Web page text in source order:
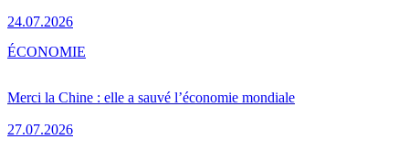
24.07.2026
Merci la Chine : elle a sauvé l’économie mondiale
27.07.2026
ÉCONOMIE